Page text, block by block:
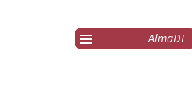
AlmaDL